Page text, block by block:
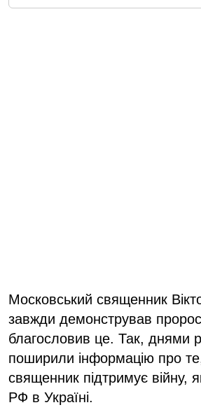
Московський священник
завжди демонстрував
благословив це. Так, днями
поширили інформацію про
священник підтримує війну,
РФ в Україні.